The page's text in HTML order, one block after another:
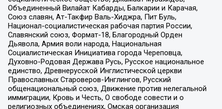
Объединенный Вилайат Кабарды, Балкарии и Карачая,
Союз славян, Ат-Такфир Валь-Хиджра, Пит Буль,
Национал-социалистическая рабочая партия России,
Славянский союз, Формат-18, Благородный Орден
Дьявола, Армия воли народа, Национальная
Социалистическая Инициатива города Череповца,
Духовно-Родовая Держава Русь, Русское национальное
единство, Древнерусской Инглистической церкви
Православных Староверов-Инглингов, Русский
общенациональный союз, Движение против нелегальной
иммиграции, Кровь и Честь, О свободе совести и о
религиозных объединениях, Омская организация